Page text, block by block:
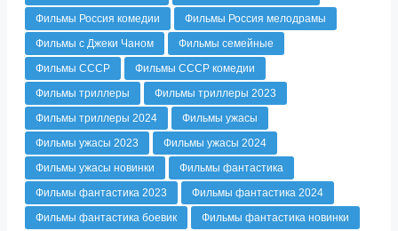
Фильмы Россия комедии
Фильмы Россия мелодрамы
Фильмы с Джеки Чаном
Фильмы семейные
Фильмы СССР
Фильмы СССР комедии
Фильмы триллеры
Фильмы триллеры 2023
Фильмы триллеры 2024
Фильмы ужасы
Фильмы ужасы 2023
Фильмы ужасы 2024
Фильмы ужасы новинки
Фильмы фантастика
Фильмы фантастика 2023
Фильмы фантастика 2024
Фильмы фантастика боевик
Фильмы фантастика новинки